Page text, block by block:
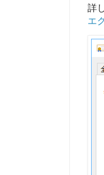
詳
エ